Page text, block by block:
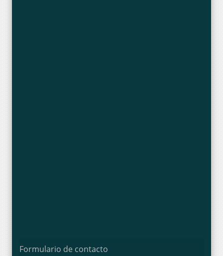
Formulario de contacto